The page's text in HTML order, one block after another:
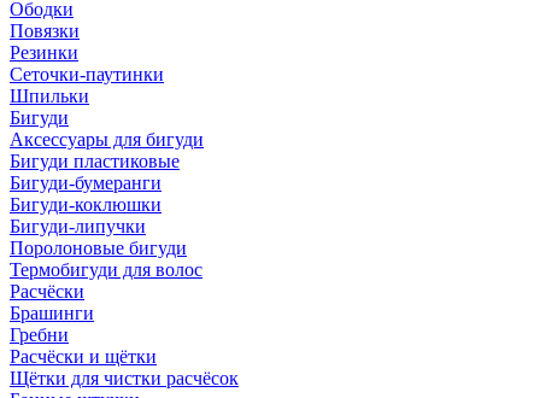
Ободки
Повязки
Резинки
Сеточки-паутинки
Шпильки
Бигуди
Аксессуары для бигуди
Бигуди пластиковые
Бигуди-бумеранги
Бигуди-коклюшки
Бигуди-липучки
Поролоновые бигуди
Термобигуди для волос
Расчёски
Брашинги
Гребни
Расчёски и щётки
Щётки для чистки расчёсок